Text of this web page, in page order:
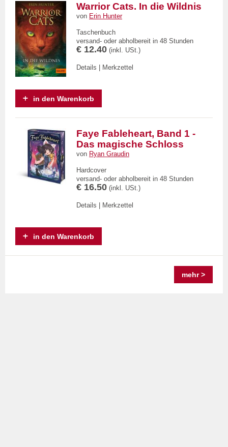
Warrior Cats. In die Wildnis
von Erin Hunter
Taschenbuch
versand- oder abholbereit in 48 Stunden
€ 12.40 (inkl. USt.)
Details | Merkzettel
in den Warenkorb
Faye Fableheart, Band 1 -
Das magische Schloss
von Ryan Graudin
Hardcover
versand- oder abholbereit in 48 Stunden
€ 16.50 (inkl. USt.)
Details | Merkzettel
in den Warenkorb
mehr >